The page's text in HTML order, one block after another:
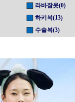
라바잠옷(0)
하키복(13)
수술복(3)